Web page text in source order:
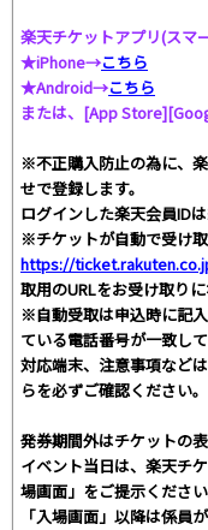
楽天チケットアプリ(スマ
★iPhone→こちら
★Android→こちら
または、[App
※不正購入防止の為に、
せで登録します。
ログインした楽天会員ID
※チケットが自動で受け
https://
取用のURLをお受け取り
※自動受取は申込時に記
ている電話番号が一致し
対応端末、注意事項など
らを必ずご確認ください。
発券期間外はチケットの
イベント当日は、楽天チ
場画面」をご提示ください
「入場画面」以降は係員